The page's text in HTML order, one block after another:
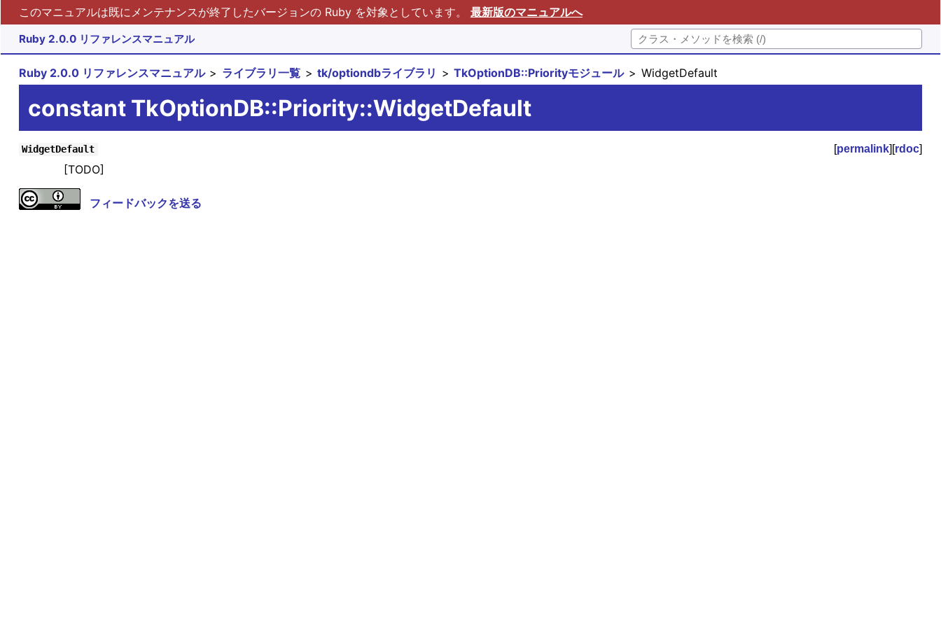
このマニュアルは既にメンテナンスが終了したバージョンの Ruby を対象としています。 最新版のマニュアルへ
Ruby 2.0.0 リファレンスマニュアル
Ruby 2.0.0 リファレンスマニュアル ライブラリ一覧 tk/optiondbライブラリ TkOptionDB::Priorityモジュール WidgetDefault
constant TkOptionDB::Priority::WidgetDefault
WidgetDefault [permalink][rdoc]
[TODO]
フィードバックを送る